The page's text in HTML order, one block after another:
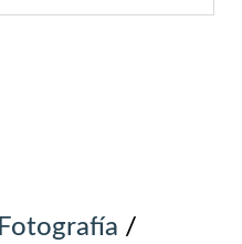
Fotografía /